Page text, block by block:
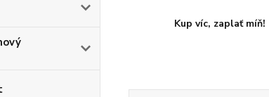
Kup víc, zaplať míň!